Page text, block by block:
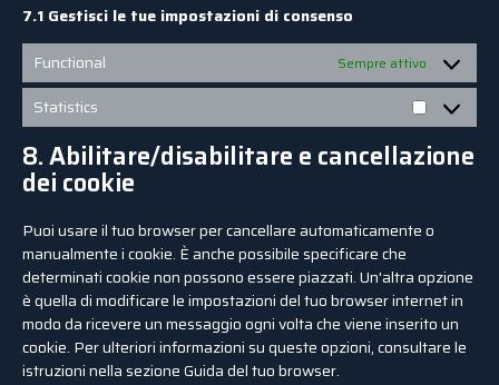
7.1 Gestisci le tue impostazioni di consenso
Functional
Sempre attivo
Statistics
8. Abilitare/disabilitare e cancellazione
dei cookie
Puoi usare il tuo browser per cancellare automaticamente o
manualmente i cookie. È anche possibile specificare che
determinati cookie non possono essere piazzati. Un'altra opzione
è quella di modificare le impostazioni del tuo browser internet in
modo da ricevere un messaggio ogni volta che viene inserito un
cookie. Per ulteriori informazioni su queste opzioni, consultare le
istruzioni nella sezione Guida del tuo browser.